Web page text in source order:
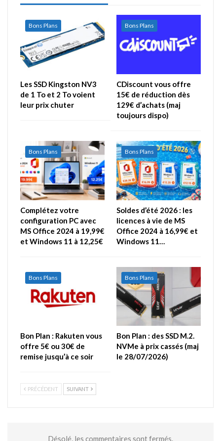
Bons Plans
Les SSD Kingston NV3
de 1 To et 2 To voient
leur prix chuter
Bons Plans
CDiscount vous offre
15€ de réduction dès
129€ d’achats (maj
toujours dispo)
Bons Plans
Complétez votre
configuration PC avec
MS Office 2024 à 19,99€
et Windows 11 à 12,25€
Bons Plans
Soldes d’été 2026 : les
licences à vie de MS
Office 2024 à 16,99€ et
Windows 11…
Bons Plans
Bon Plan : Rakuten vous
offre 5€ ou 30€ de
remise jusqu’à ce soir
Bons Plans
Bon Plan : des SSD M.2.
NVMe à prix cassés (maj
le 28/07/2026)
PRÉCÉDENT SUIVANT
Désolé, les commentaires sont fermés.